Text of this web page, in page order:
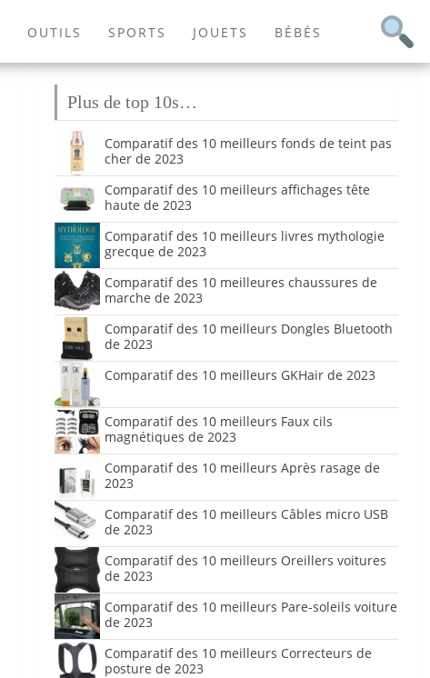
OUTILS SPORTS JOUETS BÉBÉS
Plus de top 10s…
Comparatif des 10 meilleurs fonds de teint pas
cher de 2023
Comparatif des 10 meilleurs affichages tête
haute de 2023
Comparatif des 10 meilleurs livres mythologie
grecque de 2023
Comparatif des 10 meilleures chaussures de
marche de 2023
Comparatif des 10 meilleurs Dongles Bluetooth
de 2023
Comparatif des 10 meilleurs GKHair de 2023
Comparatif des 10 meilleurs Faux cils
magnétiques de 2023
Comparatif des 10 meilleurs Après rasage de
2023
Comparatif des 10 meilleurs Câbles micro USB
de 2023
Comparatif des 10 meilleurs Oreillers voitures
de 2023
Comparatif des 10 meilleurs Pare-soleils voiture
de 2023
Comparatif des 10 meilleurs Correcteurs de
posture de 2023